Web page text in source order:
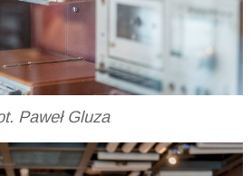
Paweł Gluza